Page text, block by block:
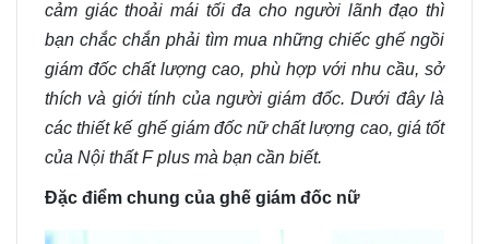
cảm giác thoải mái tối đa cho người lãnh đạo thì
bạn chắc chắn phải tìm mua những chiếc ghế ngồi
giám đốc chất lượng cao, phù hợp với nhu cầu, sở
thích và giới tính của người giám đốc. Dưới đây là
các thiết kế ghế giám đốc nữ chất lượng cao, giá tốt
của Nội thất F plus mà bạn cần biết.
Đặc điểm chung của ghế giám đốc nữ